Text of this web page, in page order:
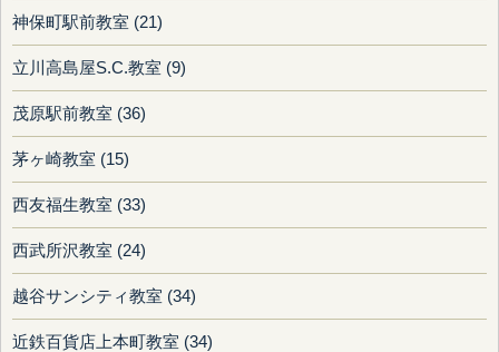
神保町駅前教室 (21)
立川高島屋S.C.教室 (9)
茂原駅前教室 (36)
茅ヶ崎教室 (15)
西友福生教室 (33)
西武所沢教室 (24)
越谷サンシティ教室 (34)
近鉄百貨店上本町教室 (34)